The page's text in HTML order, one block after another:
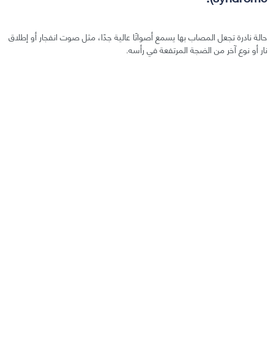
حالة نادرة تجعل المصاب بها يسمع أصواتًا عالية جدًا، مثل صوت انفجار أو إطلاق
نار أو نوع آخر من الضجة المرتفعة في رأسه.